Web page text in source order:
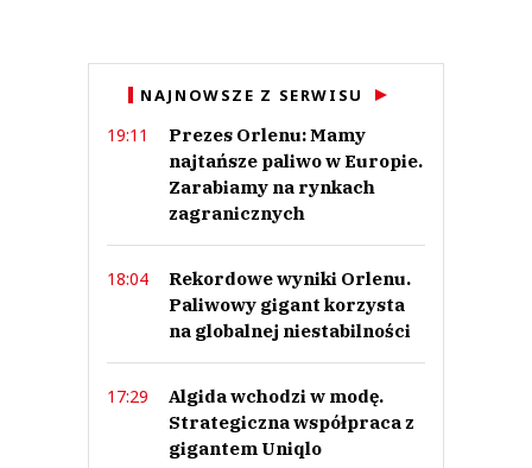
NAJNOWSZE Z SERWISU
19:11
Prezes Orlenu: Mamy
najtańsze paliwo w Europie.
Zarabiamy na rynkach
zagranicznych
18:04
Rekordowe wyniki Orlenu.
Paliwowy gigant korzysta
na globalnej niestabilności
17:29
Algida wchodzi w modę.
Strategiczna współpraca z
gigantem Uniqlo